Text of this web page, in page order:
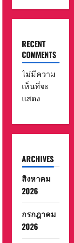
RECENT
COMMENTS
ไม่มีความ
เห็นที่จะ
แสดง
ARCHIVES
สิงหาคม
2026
กรกฎาคม
2026